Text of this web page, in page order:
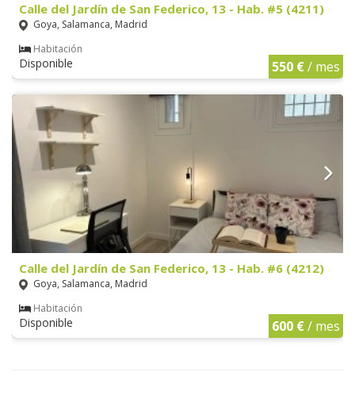
Calle del Jardín de San Federico, 13 - Hab. #5 (4211)
Goya, Salamanca, Madrid
Habitación
Disponible 550 €/ mes
Calle del Jardín de San Federico, 13 - Hab. #6 (4212)
Goya, Salamanca, Madrid
Habitación
Disponible 600 €/ mes